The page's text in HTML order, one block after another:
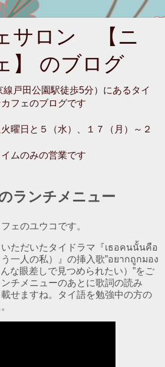
サロン 【ニ
】 のブログ
戸田公園駅徒歩5分）にあるタイ
フェのブログです
曜日と５（水）、１７（月）～２
ムのみの営業です
ランチメニュー
ェのユウコです。
ただいたタイドラマ『เธอคนนั้นคือ
一人の私）』の挿入歌”อยากถูกมอง
な眼差しで見つめられたい）”をご
チメニューのあとに歌詞の読み
載せますね。タイ語を勉強中の方の